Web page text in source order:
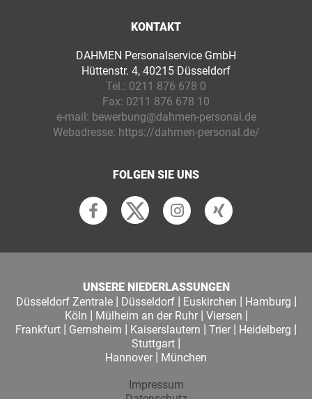
KONTAKT
DAHMEN Personalservice GmbH
Hüttenstr. 4, 40215 Düsseldorf
Tel.: 0211 876 678 0
Fax: 0211 876 678 10
e-mail: bewerbung@dahmen-personal.de
Webadresse: https://dahmen-personal.de/
FOLGEN SIE UNS
UNSERE NIEDERLASSUNGEN
Düsseldorf Zentrale| Düsseldorf| Euskirchen | Hamburg |
Köln | Mülheim an der Ruhr| Viersen |
Frankfurt | Gernsheim | Kaiserslautern | Trier | Heidelberg |
Stuttgart |
Hannover | München
Impressum